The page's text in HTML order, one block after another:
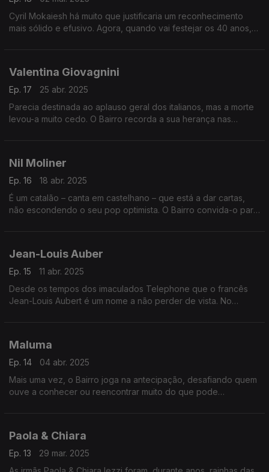
Cyril Mokaiesh há muito que justificaria um reconhecimento
mais sólido e efusivo. Agora, quando vai festejar os 40 anos, o
Valentina Giovagnini
Ep. 17
25 abr. 2025
Parecia destinada ao aplauso geral dos italianos, mas a morte
levou-a muito cedo. O Bairro recorda a sua herança nas
Nil Moliner
Ep. 16
18 abr. 2025
É um catalão – canta em castelhano – que está a dar cartas,
não escondendo o seu pop optimista. O Bairro convida-o para
Jean-Louis Auber
Ep. 15
11 abr. 2025
Desde os tempos dos imaculados Telephone que o francês
Jean-Louis Aubert é um nome a não perder de vista. No
Maluma
Ep. 14
04 abr. 2025
Mais uma vez, o Bairro joga na antecipação, desafiando quem
ouve a conhecer ou reencontrar muito do que pode
Paola & Chiara
Ep. 13
29 mar. 2025